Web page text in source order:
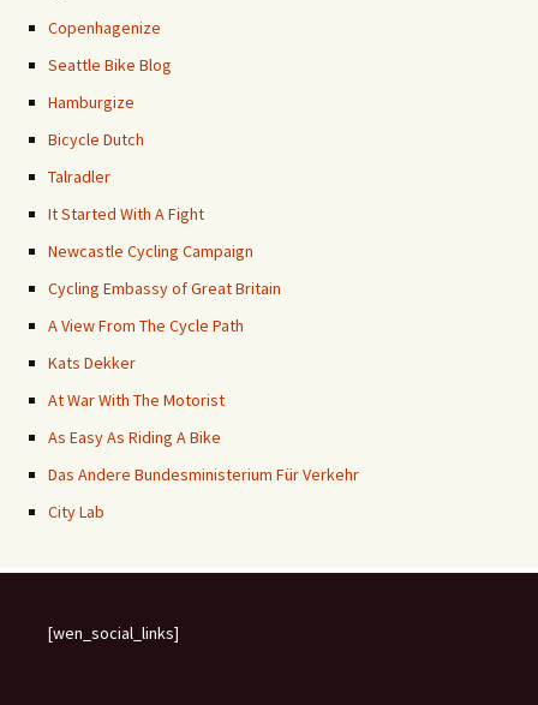
Copenhagenize
Seattle Bike Blog
Hamburgize
Bicycle Dutch
Talradler
It Started With A Fight
Newcastle Cycling Campaign
Cycling Embassy of Great Britain
A View From The Cycle Path
Kats Dekker
At War With The Motorist
As Easy As Riding A Bike
Das Andere Bundesministerium Für Verkehr
City Lab
[wen_social_links]